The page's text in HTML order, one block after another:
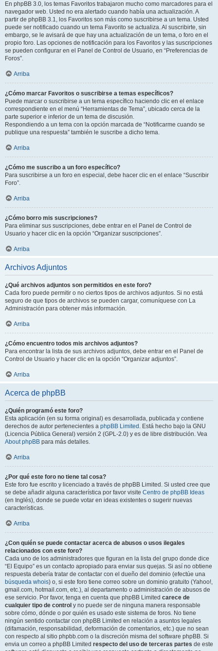
En phpBB 3.0, los temas Favoritos trabajaron mucho como marcadores para el
navegador web. Usted no era alertado cuando había una actualización. A
partir de phpBB 3.1, los Favoritos son más como suscribirse a un tema. Usted
puede ser notificado cuando un tema Favorito se actualiza. Al suscribirte, sin
embargo, se le avisará de que hay una actualización de un tema, o foro en el
propio foro. Las opciones de notificación para los Favoritos y las suscripciones
se pueden configurar en el Panel de Control de Usuario, en “Preferencias de
Foros”.
Arriba
¿Cómo marcar Favoritos o suscribirse a temas específicos?
Puede marcar o suscribirse a un tema específico haciendo clic en el enlace
correspondiente en el menú “Herramientas de Tema”, ubicado cerca de la
parte superior e inferior de un tema de discusión.
Respondiendo a un tema con la opción marcada de “Notificarme cuando se
publique una respuesta” también le suscribe a dicho tema.
Arriba
¿Cómo me suscribo a un foro específico?
Para suscribirse a un foro en especial, debe hacer clic en el enlace “Suscribir
Foro”.
Arriba
¿Cómo borro mis suscripciones?
Para eliminar sus suscripciones, debe entrar en el Panel de Control de
Usuario y hacer clic en la opción “Organizar suscripciones”.
Arriba
Archivos Adjuntos
¿Qué archivos adjuntos son permitidos en este foro?
Cada foro puede permitir o no ciertos tipos de archivos adjuntos. Si no está
seguro de que tipos de archivos se pueden cargar, comuníquese con La
Administración para obtener más información.
Arriba
¿Cómo encuentro todos mis archivos adjuntos?
Para encontrar la lista de sus archivos adjuntos, debe entrar en el Panel de
Control de Usuario y hacer clic en la opción “Organizar adjuntos”.
Arriba
Acerca de phpBB
¿Quién programó este foro?
Esta aplicación (en su forma original) es desarrollada, publicada y contiene
derechos de autor pertenecientes a phpBB Limited . Está hecho bajo la GNU
(Licencia Pública General) versión 2 (GPL-2.0) y es de libre distribución. Vea
About phpBB para más detalles.
Arriba
¿Por qué este foro no tiene tal cosa?
Este foro fue escrito y licenciado a través de phpBB Limited. Si usted cree que
se debe añadir alguna característica por favor visite Centro de phpBB Ideas
(en Inglés), donde se puede votar en ideas existentes o sugerir nuevas
características.
Arriba
¿Con quién se puede contactar acerca de abusos o usos ilegales
relacionados con este foro?
Cada uno de los administradores que figuran en la lista del grupo donde dice
“El Equipo” es un contacto apropiado para enviar sus quejas. Si así no obtiene
respuesta debería tratar de contactar con el dueño del dominio (efectúe una
búsqueda whois) o, si este foro tiene correo sobre un dominio gratuito (Yahoo!,
gmail.com, hotmail.com, etc.), al departamento o administración de abusos de
ese servicio. Por favor, tenga en cuenta que phpBB Limited carece de
cualquier tipo de control y no puede ser de ninguna manera responsable
sobre cómo, dónde o por quién es usado este sistema de foros. No tiene
ningún sentido contactar con phpBB Limited en relación a asuntos legales
(difamación, responsabilidad, deformación de comentarios, etc.) que no sean
con respecto al sitio phpbb.com o la discreción misma del software phpBB. Si
envia un correo a phpBB Limited respecto del uso de terceras partes de este